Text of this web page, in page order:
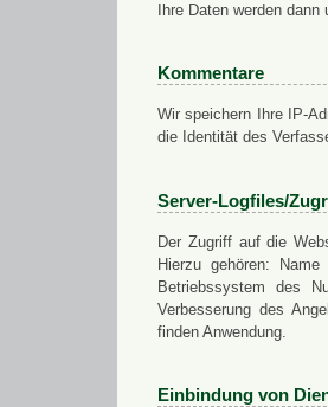
Ihre Daten werden
Kommentare
Wir speichern Ihre IP-
die Identität des
Server-Logfiles/
Der Zugriff auf die
Hierzu gehören:
Betriebssystem des
Verbesserung des
finden Anwendung.
Einbindung von